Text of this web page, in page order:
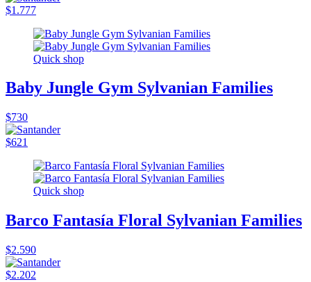
$1.777
Quick shop
Baby Jungle Gym Sylvanian Families
$730
$621
Quick shop
Barco Fantasía Floral Sylvanian Families
$2.590
$2.202